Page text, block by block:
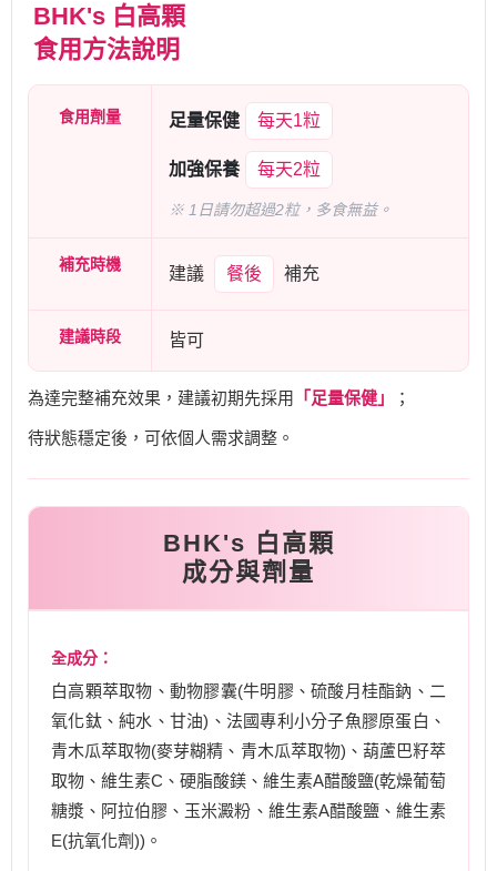
BHK's 白高顆
食用方法說明
食用劑量 足量保健 每天1粒
加強保養 每天2粒
※ 1日請勿超過2粒，多食無益。
補充時機 建議 餐後 補充
建議時段 皆可
為達完整補充效果，建議初期先採用 「足量保健」 ；
待狀態穩定後，可依個人需求調整。
BHK's 白高顆
成分與劑量
全成分：
白高顆萃取物、動物膠囊(牛明膠、硫酸月桂酯鈉、二
氧化鈦、純水、甘油)、法國專利小分子魚膠原蛋白、
青木瓜萃取物(麥芽糊精、青木瓜萃取物)、葫蘆巴籽萃
取物、維生素C、硬脂酸鎂、維生素A醋酸鹽(乾燥葡萄
糖漿、阿拉伯膠、玉米澱粉、維生素A醋酸鹽、維生素
E(抗氧化劑))。